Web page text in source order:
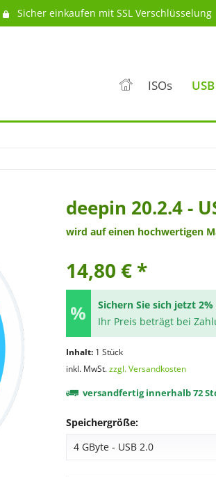
Sicher einkaufen mit SSL Verschlüsselung
ISOs
deepin 20.2.4 -
wird auf einen hochwertigen
14,80 € *
Sichern Sie sich jetzt
Ihr Preis beträgt bei
Inhalt: 1 Stück
inkl. MwSt.zzgl. Versandkosten
versandfertig innerhalb 72
Speichergröße: